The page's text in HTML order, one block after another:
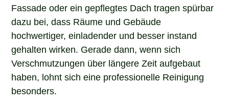
Fassade oder ein gepflegtes Dach tragen spürbar
dazu bei, dass Räume und Gebäude
hochwertiger, einladender und besser instand
gehalten wirken. Gerade dann, wenn sich
Verschmutzungen über längere Zeit aufgebaut
haben, lohnt sich eine professionelle Reinigung
besonders.